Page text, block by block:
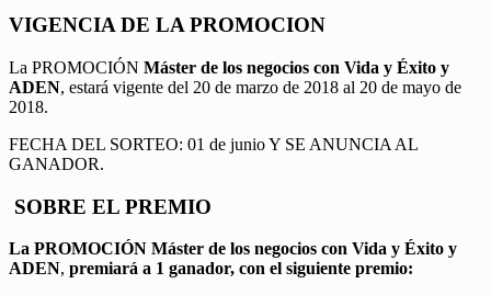
VIGENCIA DE LA PROMOCION
La PROMOCIÓN Máster de los negocios con Vida y Éxito y
ADEN, estará vigente del 20 de marzo de 2018 al 20 de mayo de
2018.
FECHA DEL SORTEO: 01 de junio Y SE ANUNCIA AL
GANADOR.
SOBRE EL PREMIO
La PROMOCIÓN Máster de los negocios con Vida y Éxito y
ADEN, premiará a 1 ganador, con el siguiente premio: